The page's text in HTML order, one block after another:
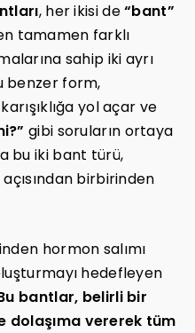
, her ikisi de“bant”
tamamen farklı
sahip iki ayrı
benzer form,
yol açar ve
gibi soruların ortaya
bu iki bant türü,
birbirinden
hormon salımı
hedefleyen
bantlar, belirli bir
dolaşıma vererek tüm